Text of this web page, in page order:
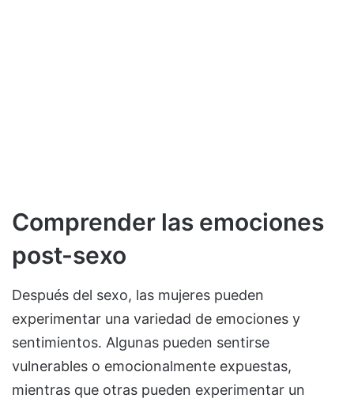
Comprender las emociones
post-sexo
Después del sexo, las mujeres pueden
experimentar una variedad de emociones y
sentimientos. Algunas pueden sentirse
vulnerables o emocionalmente expuestas,
mientras que otras pueden experimentar un